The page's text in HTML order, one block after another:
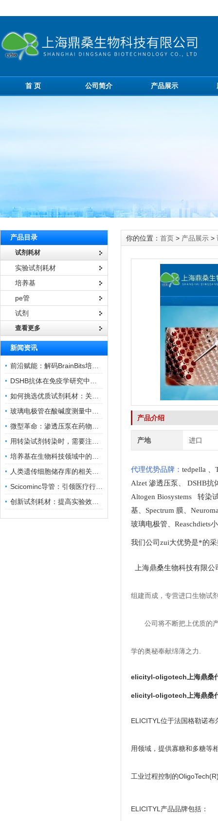
首 页 公司简介 产品展示
产品目录
试剂耗材
实验试剂耗材
培养基
pe管
试剂
查看更多
新闻资讯
你的位置： 首页 > 产品展示 >
产品介绍
产地 进口
代理优势品牌： tedpella
Alzet 渗透压泵
DSHB抗
Altogen Biosystems 转染
基
Spectrum 膜
玻璃电极管
Reaschdiets
我们公司zui大优势是*的
上海鼎桑生物科技有限公
组建而成，专营进口生物试
公司将不断把上优质的
学的奥秘奉献绵薄之力.
elicityl-oligotech上海鼎桑
elicityl-oligotech上海鼎桑
ELICITYL位于法国格勒诺
用领域，提供寡糖和多糖等
工业过程控制的
ELICITYL产品品牌包括：